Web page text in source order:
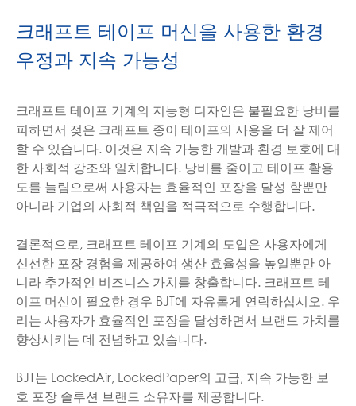
크래프트 테이프 머신을 사용한 환경
우정과 지속 가능성
크래프트 테이프 기계의 지능형 디자인은 불필요한 낭비를
피하면서 젖은 크래프트 종이 테이프의 사용을 더 잘 제어
할 수 있습니다. 이것은 지속 가능한 개발과 환경 보호에 대
한 사회적 강조와 일치합니다. 낭비를 줄이고 테이프 활용
도를 늘림으로써 사용자는 효율적인 포장을 달성 할뿐만
아니라 기업의 사회적 책임을 적극적으로 수행합니다.
결론적으로, 크래프트 테이프 기계의 도입은 사용자에게
신선한 포장 경험을 제공하여 생산 효율성을 높일뿐만 아
니라 추가적인 비즈니스 가치를 창출합니다. 크래프트 테
이프 머신이 필요한 경우 BJT에 자유롭게 연락하십시오. 우
리는 사용자가 효율적인 포장을 달성하면서 브랜드 가치를
향상시키는 데 전념하고 있습니다.
BJT는 LockedAir, LockedPaper의 고급, 지속 가능한 보
호 포장 솔루션 브랜드 소유자를 제공합니다.